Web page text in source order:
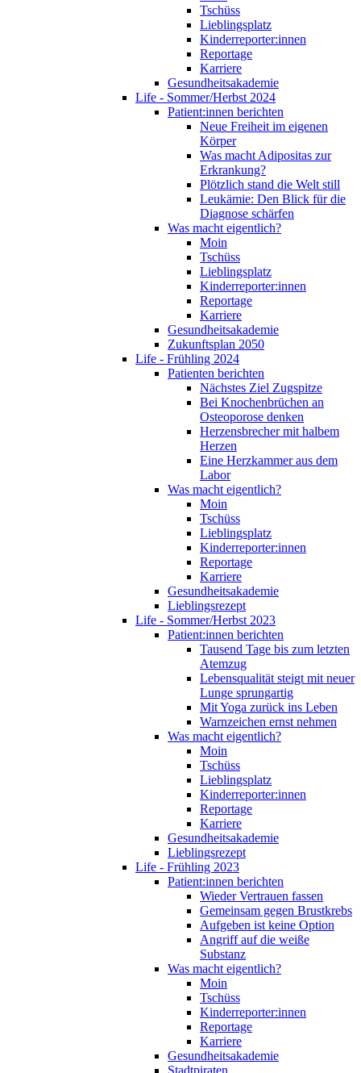
Tschüss
Lieblingsplatz
Kinderreporter:innen
Reportage
Karriere
Gesundheitsakademie
Life - Sommer/Herbst 2024
Patient:innen berichten
Neue Freiheit im eigenen
Körper
Was macht Adipositas zur
Erkrankung?
Plötzlich stand die Welt still
Leukämie: Den Blick für die
Diagnose schärfen
Was macht eigentlich?
Moin
Tschüss
Lieblingsplatz
Kinderreporter:innen
Reportage
Karriere
Gesundheitsakademie
Zukunftsplan 2050
Life - Frühling 2024
Patienten berichten
Nächstes Ziel Zugspitze
Bei Knochenbrüchen an
Osteoporose denken
Herzensbrecher mit halbem
Herzen
Eine Herzkammer aus dem
Labor
Was macht eigentlich?
Moin
Tschüss
Lieblingsplatz
Kinderreporter:innen
Reportage
Karriere
Gesundheitsakademie
Lieblingsrezept
Life - Sommer/Herbst 2023
Patient:innen berichten
Tausend Tage bis zum letzten
Atemzug
Lebensqualität steigt mit neuer
Lunge sprungartig
Mit Yoga zurück ins Leben
Warnzeichen ernst nehmen
Was macht eigentlich?
Moin
Tschüss
Lieblingsplatz
Kinderreporter:innen
Reportage
Karriere
Gesundheitsakademie
Lieblingsrezept
Life - Frühling 2023
Patient:innen berichten
Wieder Vertrauen fassen
Gemeinsam gegen Brustkrebs
Aufgeben ist keine Option
Angriff auf die weiße
Substanz
Was macht eigentlich?
Moin
Tschüss
Kinderreporter:innen
Reportage
Karriere
Gesundheitsakademie
Stadtpiraten